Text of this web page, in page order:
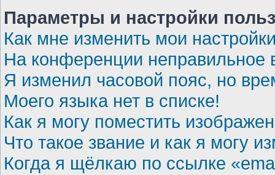
Параметры и настройки
Как мне изменить мои
На конференции неправильное
Я изменил часовой пояс, но
Моего языка нет в списке!
Как я могу поместить
Что такое звание и как я могу
Когда я щёлкаю по ссылке